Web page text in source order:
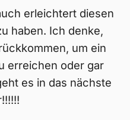
erleichtert diesen
haben. Ich denke,
um ein
erreichen oder gar
es in das nächste